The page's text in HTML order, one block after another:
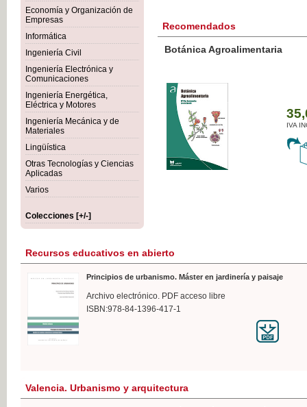
Economía y Organización de
Empresas
Informática
Ingeniería Civil
Ingeniería Electrónica y
Comunicaciones
Ingeniería Energética,
Eléctrica y Motores
Ingeniería Mecánica y de
Materiales
Lingüística
Otras Tecnologías y Ciencias
Aplicadas
Varios
Colecciones [+/-]
Recomendados
Botánica Agroalimentaria
IVA
Recursos educativos en abierto
Principios de urbanismo. Máster en jardinería y paisaje
Archivo electrónico. PDF acceso libre
ISBN:978-84-1396-417-1
Valencia. Urbanismo y arquitectura